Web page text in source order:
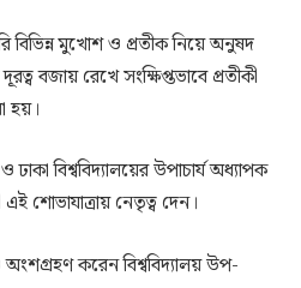
বিভিন্ন মুখোশ ও প্রতীক নিয়ে অনুষদ
দূরত্ব বজায় রেখে সংক্ষিপ্তভাবে প্রতীকী
হয়।
ঢাকা বিশ্ববিদ্যালয়ের উপাচার্য অধ্যাপক
শোভাযাত্রায় নেতৃত্ব দেন।
করেন বিশ্ববিদ্যালয় উপ-